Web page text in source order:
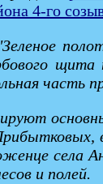
4-го
щита
часть
села
и полей.